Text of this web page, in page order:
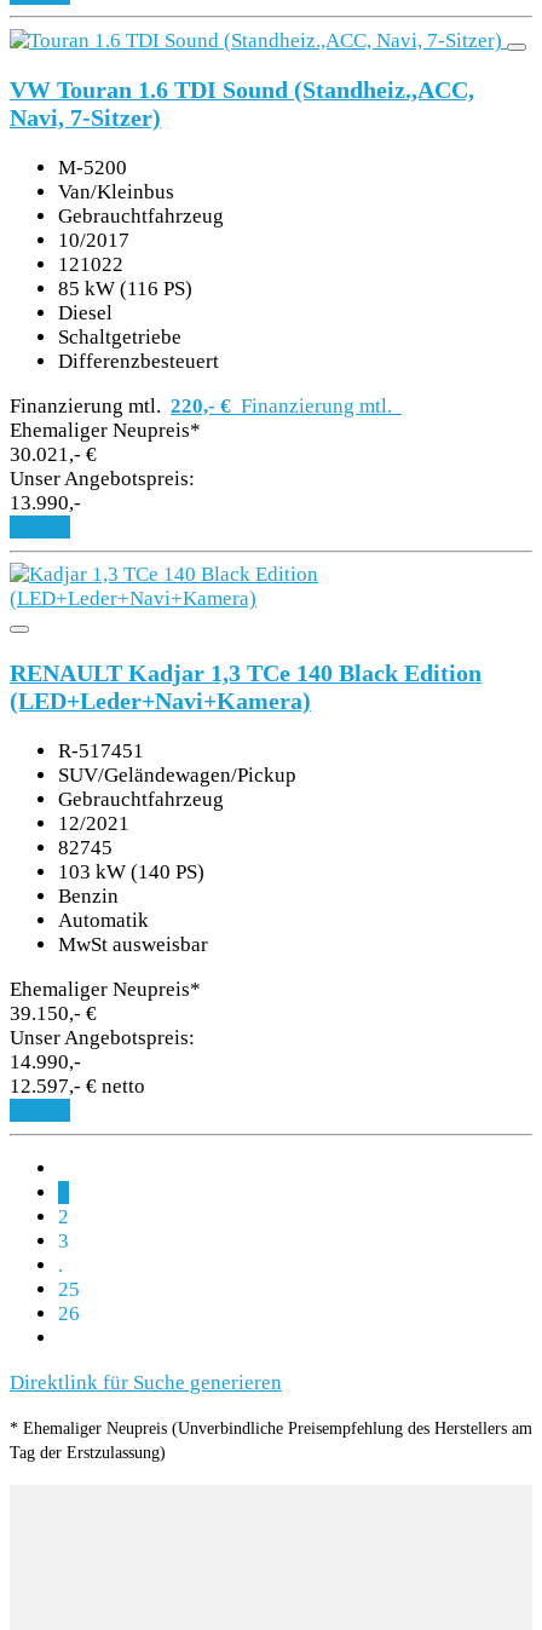
VW Touran 1.6 TDI Sound (Standheiz.,ACC,
Navi, 7-Sitzer)
M-5200
Van/Kleinbus
Gebrauchtfahrzeug
10/2017
121022
85 kW (116 PS)
Diesel
Schaltgetriebe
Differenzbesteuert
Finanzierung mtl. 220,- € Finanzierung mtl.
Ehemaliger Neupreis*
30.021,- €
Unser Angebotspreis:
13.990,-
RENAULT Kadjar 1,3 TCe 140 Black Edition
(LED+Leder+Navi+Kamera)
R-517451
SUV/Geländewagen/Pickup
Gebrauchtfahrzeug
12/2021
82745
103 kW (140 PS)
Benzin
Automatik
MwSt ausweisbar
Ehemaliger Neupreis*
39.150,- €
Unser Angebotspreis:
14.990,-
12.597,- € netto
2
3
.
25
26
Direktlink für Suche generieren
* Ehemaliger Neupreis (Unverbindliche Preisempfehlung des Herstellers am
Tag der Erstzulassung)